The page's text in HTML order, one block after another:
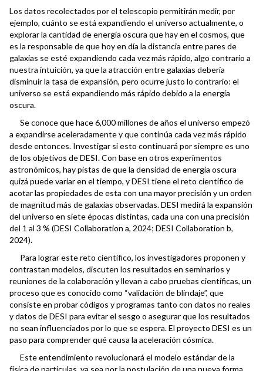
Los datos recolectados por el telescopio permitirán medir, por
ejemplo, cuánto se está expandiendo el universo actualmente, o
explorar la cantidad de energía oscura que hay en el cosmos, que
es la responsable de que hoy en día la distancia entre pares de
galaxias se esté expandiendo cada vez más rápido, algo contrario a
nuestra intuición, ya que la atracción entre galaxias debería
disminuir la tasa de expansión, pero ocurre justo lo contrario: el
universo se está expandiendo más rápido debido a la energía
oscura.
Se conoce que hace 6,000 millones de años el universo empezó
a expandirse aceleradamente y que continúa cada vez más rápido
desde entonces. Investigar si esto continuará por siempre es uno
de los objetivos de DESI. Con base en otros experimentos
astronómicos, hay pistas de que la densidad de energía oscura
quizá puede variar en el tiempo, y DESI tiene el reto científico de
acotar las propiedades de esta con una mayor precisión y un orden
de magnitud más de galaxias observadas. DESI medirá la expansión
del universo en siete épocas distintas, cada una con una precisión
del 1 al 3 % (DESI Collaboration a, 2024; DESI Collaboration b,
2024).
Para lograr este reto científico, los investigadores proponen y
contrastan modelos, discuten los resultados en seminarios y
reuniones de la colaboración y llevan a cabo pruebas científicas, un
proceso que es conocido como “validación de blindaje”, que
consiste en probar códigos y programas tanto con datos no reales
y datos de DESI para evitar el sesgo o asegurar que los resultados
no sean influenciados por lo que se espera. El proyecto DESI es un
paso para comprender qué causa la aceleración cósmica.
Este entendimiento revolucionará el modelo estándar de la
física de partículas, ya sea por la postulación de una nueva forma